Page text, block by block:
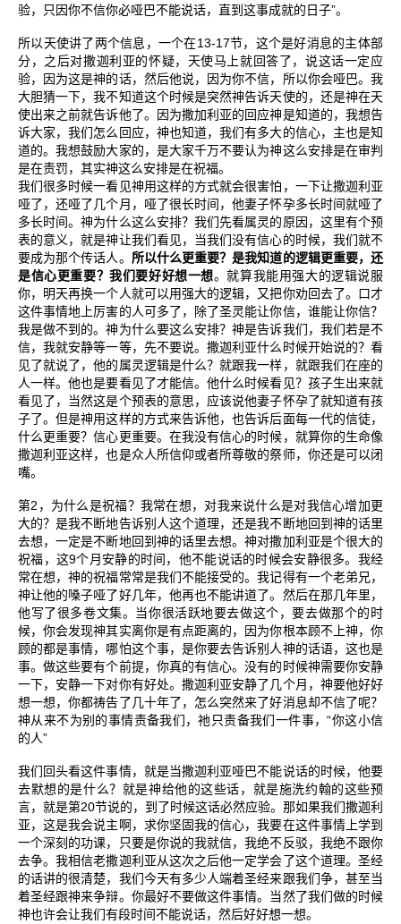
验，只因你不信你必哑巴不能说话，直到这事成就的日子”。
所以天使讲了两个信息，一个在13-17节，这个是好消息的主体部
分，之后对撒迦利亚的怀疑，天使马上就回答了，说这话一定应
验，因为这是神的话，然后他说，因为你不信，所以你会哑巴。我
大胆猜一下，我不知道这个时候是突然神告诉天使的，还是神在天
使出来之前就告诉他了。因为撒加利亚的回应神是知道的，我想告
诉大家，我们怎么回应，神也知道，我们有多大的信心，主也是知
道的。我想鼓励大家的，是大家千万不要认为神这么安排是在审判
是在责罚，其实神这么安排是在祝福。
我们很多时候一看见神用这样的方式就会很害怕，一下让撒迦利亚
哑了，还哑了几个月，哑了很长时间，他妻子怀孕多长时间就哑了
多长时间。神为什么这么安排？我们先看属灵的原因，这里有个预
表的意义，就是神让我们看见，当我们没有信心的时候，我们就不
要成为那个传话人。 所以什么更重要？是我知道的逻辑更重要，还
是信心更重要？我们要好好想一想。就算我能用强大的逻辑说服
你，明天再换一个人就可以用强大的逻辑，又把你劝回去了。口才
这件事情地上厉害的人可多了，除了圣灵能让你信，谁能让你信？
我是做不到的。神为什么要这么安排？神是告诉我们，我们若是不
信，我就安静等一等，先不要说。撒迦利亚什么时候开始说的？看
见了就说了，他的属灵逻辑是什么？就跟我一样，就跟我们在座的
人一样。他也是要看见了才能信。他什么时候看见？孩子生出来就
看见了，当然这是个预表的意思，应该说他妻子怀孕了就知道有孩
子了。但是神用这样的方式来告诉他，也告诉后面每一代的信徒，
什么更重要？信心更重要。在我没有信心的时候，就算你的生命像
撒迦利亚这样，也是众人所信仰或者所尊敬的祭师，你还是可以闭
嘴。
第2 ，为什么是祝福？我常在想，对我来说什么是对我信心增加更
大的？是我不断地告诉别人这个道理，还是我不断地回到神的话里
去想，一定是不断地回到神的话里去想。神对撒加利亚是个很大的
祝福，这9个月安静的时间，他不能说话的时候会安静很多。我经
常在想，神的祝福常常是我们不能接受的。我记得有一个老弟兄，
神让他的嗓子哑了好几年，他再也不能讲道了。然后在那几年里，
他写了很多卷文集。当你很活跃地要去做这个，要去做那个的时
候，你会发现神其实离你是有点距离的，因为你根本顾不上神，你
顾的都是事情，哪怕这个事，是你要去告诉别人神的话语，这也是
事。做这些要有个前提，你真的有信心。没有的时候神需要你安静
一下，安静一下对你有好处。撒迦利亚安静了几个月，神要他好好
想一想，你都祷告了几十年了，怎么突然来了好消息却不信了呢？
神从来不为别的事情责备我们，祂只责备我们一件事，“你这小信
的人”
我们回头看这件事情，就是当撒迦利亚哑巴不能说话的时候，他要
去默想的是什么？就是神给他的这些话，就是施洗约翰的这些预
言，就是第20节说的，到了时候这话必然应验。那如果我们撒迦利
亚，这是我会说主啊，求你坚固我的信心，我要在这件事情上学到
一个深刻的功课，只要是你说的我就信，我绝不反驳，我绝不跟你
去争。我相信老撒迦利亚从这次之后他一定学会了这个道理。圣经
的话讲的很清楚，我们今天有多少人端着圣经来跟我们争，甚至当
着圣经跟神来争辩。你最好不要做这件事情。当然了我们做的时候
神也许会让我们有段时间不能说话，然后好好想一想。